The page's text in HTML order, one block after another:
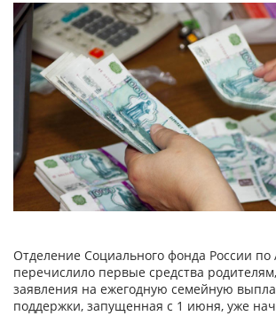
Отделение Социального фонда России по
перечислило первые средства
заявления на ежегодную семейную
поддержки, запущенная с 1 июня, уже